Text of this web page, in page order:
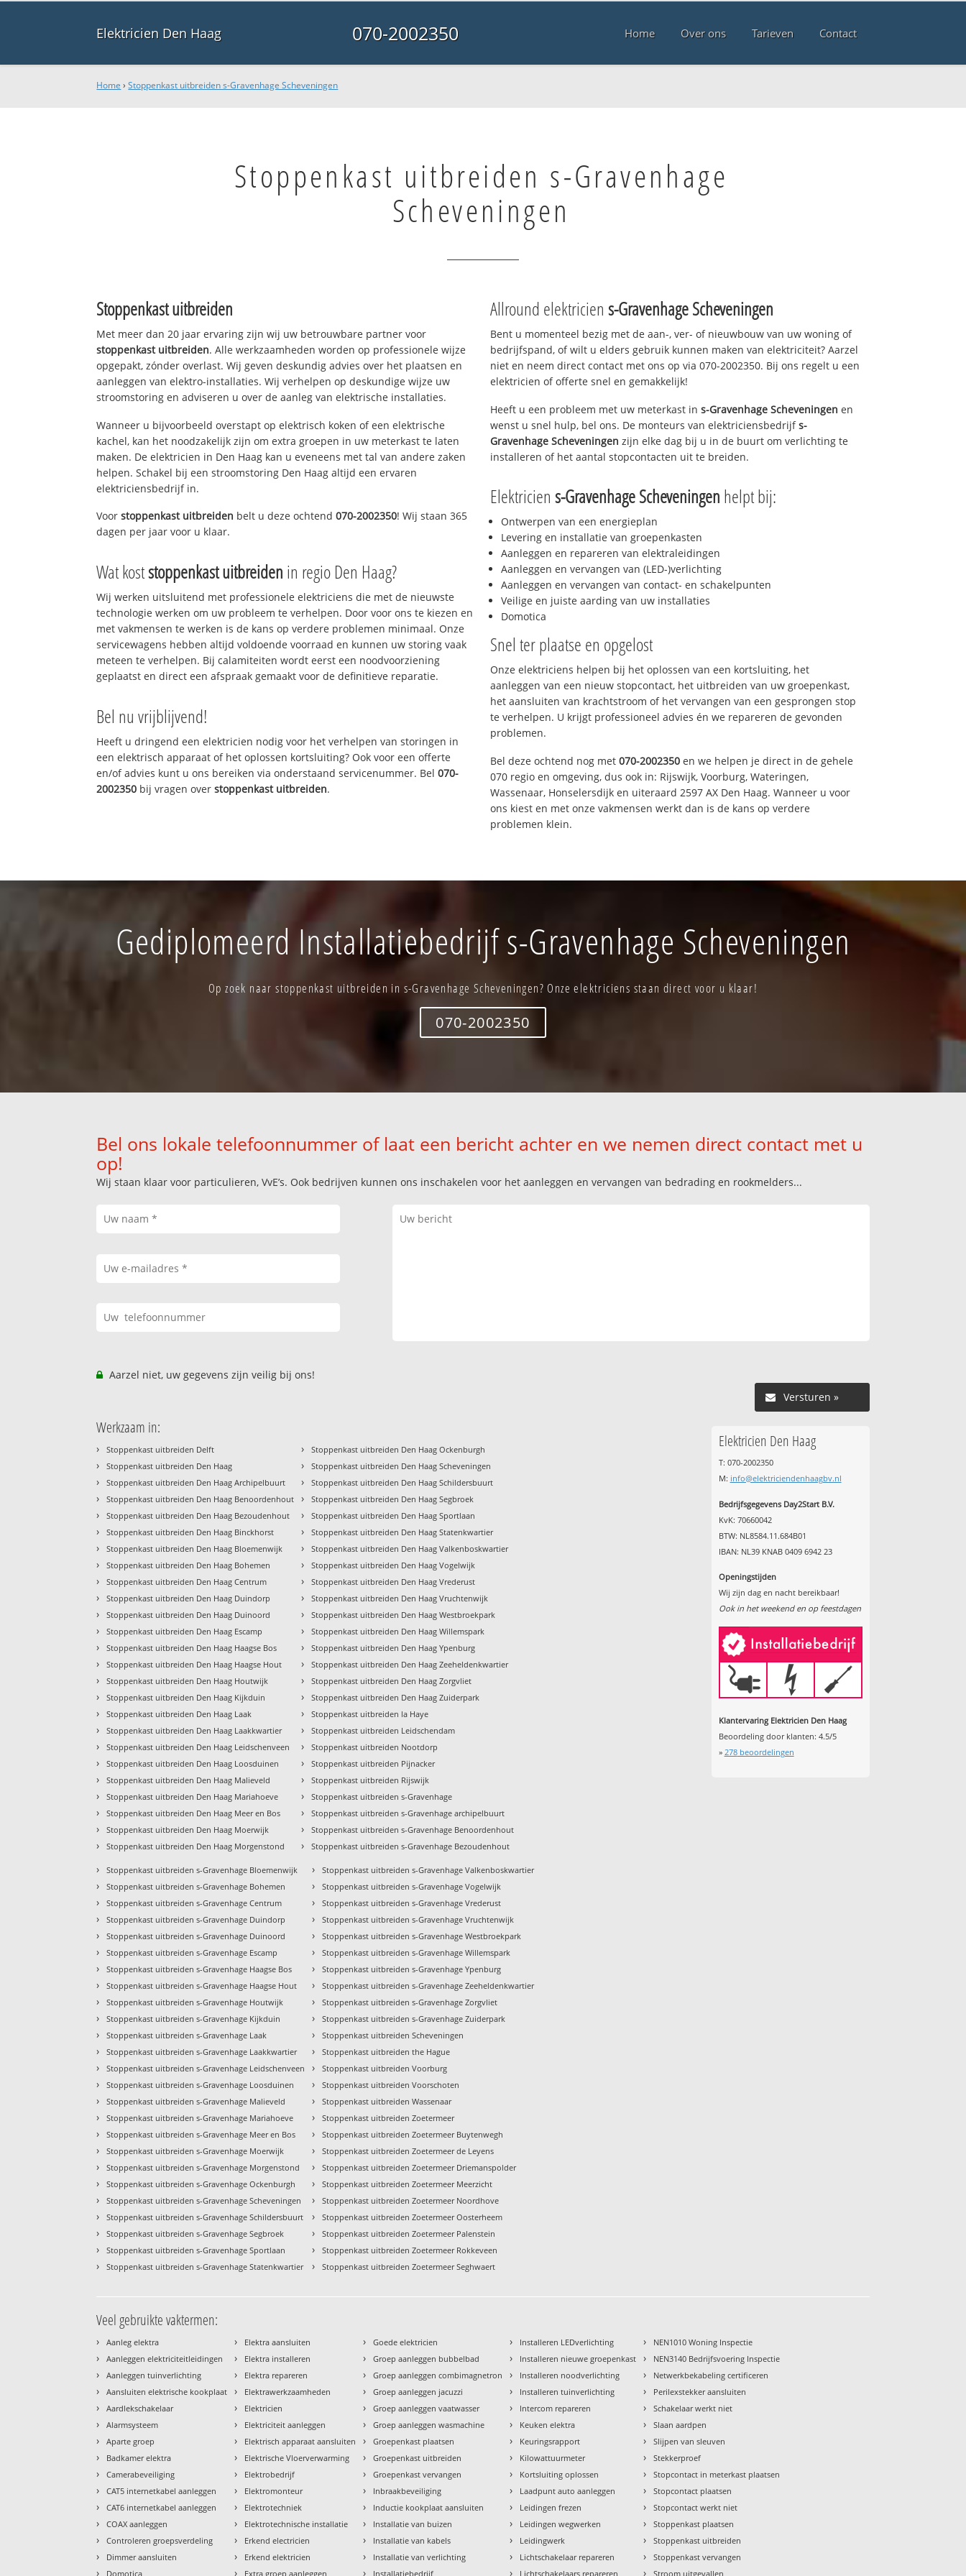
Elektricien Den Haag 070-2002350 Home Over ons Tarieven Contact
Home ›Stoppenkast uitbreiden s-Gravenhage Scheveningen
Stoppenkast uitbreiden s-Gravenhage
Scheveningen
Stoppenkast uitbreiden
Met meer dan 20 jaar ervaring zijn wij uw betrouwbare partner voor
stoppenkast uitbreiden. Alle werkzaamheden worden op professionele wijze
opgepakt, zónder overlast. Wij geven deskundig advies over het plaatsen en
aanleggen van elektro-installaties. Wij verhelpen op deskundige wijze uw
stroomstoring en adviseren u over de aanleg van elektrische installaties.
Wanneer u bijvoorbeeld overstapt op elektrisch koken of een elektrische
kachel, kan het noodzakelijk zijn om extra groepen in uw meterkast te laten
maken. De elektricien in Den Haag kan u eveneens met tal van andere zaken
helpen. Schakel bij een stroomstoring Den Haag altijd een ervaren
elektriciensbedrijf in.
Voorstoppenkast uitbreiden belt u deze ochtend070-2002350! Wij staan 365
dagen per jaar voor u klaar.
Wat koststoppenkast uitbreiden in regio Den Haag?
Wij werken uitsluitend met professionele elektriciens die met de nieuwste
technologie werken om uw probleem te verhelpen. Door voor ons te kiezen en
met vakmensen te werken is de kans op verdere problemen minimaal. Onze
servicewagens hebben altijd voldoende voorraad en kunnen uw storing vaak
meteen te verhelpen. Bij calamiteiten wordt eerst een noodvoorziening
geplaatst en direct een afspraak gemaakt voor de definitieve reparatie.
Bel nu vrijblijvend!
Heeft u dringend een elektricien nodig voor het verhelpen van storingen in
een elektrisch apparaat of het oplossen kortsluiting? Ook voor een offerte
en/of advies kunt u ons bereiken via onderstaand servicenummer. Bel070-
2002350 bij vragen overstoppenkast uitbreiden.
Allround elektricien s-Gravenhage Scheveningen
Bent u momenteel bezig met de aan-, ver- of nieuwbouw van uw woning of
bedrijfspand, of wilt u elders gebruik kunnen maken van elektriciteit? Aarzel
niet en neem direct contact met ons op via 070-2002350. Bij ons regelt u een
elektricien of offerte snel en gemakkelijk!
Heeft u een probleem met uw meterkast in s-Gravenhage Scheveningen en
wenst u snel hulp, bel ons. De monteurs van elektriciensbedrijfs-
Gravenhage Scheveningen zijn elke dag bij u in de buurt om verlichting te
installeren of het aantal stopcontacten uit te breiden.
Elektricien s-Gravenhage Scheveningen helpt bij:
Ontwerpen van een energieplan
Levering en installatie van groepenkasten
Aanleggen en repareren van elektraleidingen
Aanleggen en vervangen van (LED-)verlichting
Aanleggen en vervangen van contact- en schakelpunten
Veilige en juiste aarding van uw installaties
Domotica
Snel ter plaatse en opgelost
Onze elektriciens helpen bij het oplossen van een kortsluiting, het
aanleggen van een nieuw stopcontact, het uitbreiden van uw groepenkast,
het aansluiten van krachtstroom of het vervangen van een gesprongen stop
te verhelpen. U krijgt professioneel advies én we repareren de gevonden
problemen.
Bel deze ochtend nog met 070-2002350 en we helpen je direct in de gehele
070 regio en omgeving, dus ook in: Rijswijk, Voorburg, Wateringen,
Wassenaar, Honselersdijk en uiteraard 2597 AX Den Haag. Wanneer u voor
ons kiest en met onze vakmensen werkt dan is de kans op verdere
problemen klein.
Gediplomeerd Installatiebedrijf s-Gravenhage Scheveningen
Op zoek naar stoppenkast uitbreiden in s-Gravenhage Scheveningen? Onze elektriciens staan direct voor u klaar!
070-2002350
Bel ons lokale telefoonnummer of laat een bericht achter en we nemen direct contact met u
op!
Wij staan klaar voor particulieren, VvE’s. Ook bedrijven kunnen ons inschakelen voor het aanleggen en vervangen van bedrading en rookmelders...
Aarzel niet, uw gegevens zijn veilig bij ons!
Versturen »
Werkzaam in:
› Stoppenkast uitbreiden Delft
› Stoppenkast uitbreiden Den Haag
› Stoppenkast uitbreiden Den Haag Archipelbuurt
› Stoppenkast uitbreiden Den Haag Benoordenhout
› Stoppenkast uitbreiden Den Haag Bezoudenhout
› Stoppenkast uitbreiden Den Haag Binckhorst
› Stoppenkast uitbreiden Den Haag Bloemenwijk
› Stoppenkast uitbreiden Den Haag Bohemen
› Stoppenkast uitbreiden Den Haag Centrum
› Stoppenkast uitbreiden Den Haag Duindorp
› Stoppenkast uitbreiden Den Haag Duinoord
› Stoppenkast uitbreiden Den Haag Escamp
› Stoppenkast uitbreiden Den Haag Haagse Bos
› Stoppenkast uitbreiden Den Haag Haagse Hout
› Stoppenkast uitbreiden Den Haag Houtwijk
› Stoppenkast uitbreiden Den Haag Kijkduin
› Stoppenkast uitbreiden Den Haag Laak
› Stoppenkast uitbreiden Den Haag Laakkwartier
› Stoppenkast uitbreiden Den Haag Leidschenveen
› Stoppenkast uitbreiden Den Haag Loosduinen
› Stoppenkast uitbreiden Den Haag Malieveld
› Stoppenkast uitbreiden Den Haag Mariahoeve
› Stoppenkast uitbreiden Den Haag Meer en Bos
› Stoppenkast uitbreiden Den Haag Moerwijk
› Stoppenkast uitbreiden Den Haag Morgenstond
› Stoppenkast uitbreiden Den Haag Ockenburgh
› Stoppenkast uitbreiden Den Haag Scheveningen
› Stoppenkast uitbreiden Den Haag Schildersbuurt
› Stoppenkast uitbreiden Den Haag Segbroek
› Stoppenkast uitbreiden Den Haag Sportlaan
› Stoppenkast uitbreiden Den Haag Statenkwartier
› Stoppenkast uitbreiden Den Haag Valkenboskwartier
› Stoppenkast uitbreiden Den Haag Vogelwijk
› Stoppenkast uitbreiden Den Haag Vrederust
› Stoppenkast uitbreiden Den Haag Vruchtenwijk
› Stoppenkast uitbreiden Den Haag Westbroekpark
› Stoppenkast uitbreiden Den Haag Willemspark
› Stoppenkast uitbreiden Den Haag Ypenburg
› Stoppenkast uitbreiden Den Haag Zeeheldenkwartier
› Stoppenkast uitbreiden Den Haag Zorgvliet
› Stoppenkast uitbreiden Den Haag Zuiderpark
› Stoppenkast uitbreiden la Haye
› Stoppenkast uitbreiden Leidschendam
› Stoppenkast uitbreiden Nootdorp
› Stoppenkast uitbreiden Pijnacker
› Stoppenkast uitbreiden Rijswijk
› Stoppenkast uitbreiden s-Gravenhage
› Stoppenkast uitbreiden s-Gravenhage archipelbuurt
› Stoppenkast uitbreiden s-Gravenhage Benoordenhout
› Stoppenkast uitbreiden s-Gravenhage Bezoudenhout
› Stoppenkast uitbreiden s-Gravenhage Bloemenwijk
› Stoppenkast uitbreiden s-Gravenhage Bohemen
› Stoppenkast uitbreiden s-Gravenhage Centrum
› Stoppenkast uitbreiden s-Gravenhage Duindorp
› Stoppenkast uitbreiden s-Gravenhage Duinoord
› Stoppenkast uitbreiden s-Gravenhage Escamp
› Stoppenkast uitbreiden s-Gravenhage Haagse Bos
› Stoppenkast uitbreiden s-Gravenhage Haagse Hout
› Stoppenkast uitbreiden s-Gravenhage Houtwijk
› Stoppenkast uitbreiden s-Gravenhage Kijkduin
› Stoppenkast uitbreiden s-Gravenhage Laak
› Stoppenkast uitbreiden s-Gravenhage Laakkwartier
› Stoppenkast uitbreiden s-Gravenhage Leidschenveen
› Stoppenkast uitbreiden s-Gravenhage Loosduinen
› Stoppenkast uitbreiden s-Gravenhage Malieveld
› Stoppenkast uitbreiden s-Gravenhage Mariahoeve
› Stoppenkast uitbreiden s-Gravenhage Meer en Bos
› Stoppenkast uitbreiden s-Gravenhage Moerwijk
› Stoppenkast uitbreiden s-Gravenhage Morgenstond
› Stoppenkast uitbreiden s-Gravenhage Ockenburgh
› Stoppenkast uitbreiden s-Gravenhage Scheveningen
› Stoppenkast uitbreiden s-Gravenhage Schildersbuurt
› Stoppenkast uitbreiden s-Gravenhage Segbroek
› Stoppenkast uitbreiden s-Gravenhage Sportlaan
› Stoppenkast uitbreiden s-Gravenhage Statenkwartier
› Stoppenkast uitbreiden s-Gravenhage Valkenboskwartier
› Stoppenkast uitbreiden s-Gravenhage Vogelwijk
› Stoppenkast uitbreiden s-Gravenhage Vrederust
› Stoppenkast uitbreiden s-Gravenhage Vruchtenwijk
› Stoppenkast uitbreiden s-Gravenhage Westbroekpark
› Stoppenkast uitbreiden s-Gravenhage Willemspark
› Stoppenkast uitbreiden s-Gravenhage Ypenburg
› Stoppenkast uitbreiden s-Gravenhage Zeeheldenkwartier
› Stoppenkast uitbreiden s-Gravenhage Zorgvliet
› Stoppenkast uitbreiden s-Gravenhage Zuiderpark
› Stoppenkast uitbreiden Scheveningen
› Stoppenkast uitbreiden the Hague
› Stoppenkast uitbreiden Voorburg
› Stoppenkast uitbreiden Voorschoten
› Stoppenkast uitbreiden Wassenaar
› Stoppenkast uitbreiden Zoetermeer
› Stoppenkast uitbreiden Zoetermeer Buytenwegh
› Stoppenkast uitbreiden Zoetermeer de Leyens
› Stoppenkast uitbreiden Zoetermeer Driemanspolder
› Stoppenkast uitbreiden Zoetermeer Meerzicht
› Stoppenkast uitbreiden Zoetermeer Noordhove
› Stoppenkast uitbreiden Zoetermeer Oosterheem
› Stoppenkast uitbreiden Zoetermeer Palenstein
› Stoppenkast uitbreiden Zoetermeer Rokkeveen
› Stoppenkast uitbreiden Zoetermeer Seghwaert
Elektricien Den Haag
T: 070-2002350
M: info@elektriciendenhaagbv.nl
Bedrijfsgegevens Day2Start B.V.
KvK: 70660042
BTW: NL8584.11.684B01
IBAN: NL39 KNAB 0409 6942 23
Openingstijden
Wij zijn dag en nacht bereikbaar!
Ook in het weekend en op feestdagen
Klantervaring Elektricien Den Haag
Beoordeling door klanten: 4.5/5
» 278beoordelingen
Veel gebruikte vaktermen:
› Aanleg elektra
› Aanleggen elektriciteitleidingen
› Aanleggen tuinverlichting
› Aansluiten elektrische kookplaat
› Aardlekschakelaar
› Alarmsysteem
› Aparte groep
› Badkamer elektra
› Camerabeveiliging
› CAT5 internetkabel aanleggen
› CAT6 internetkabel aanleggen
› COAX aanleggen
› Controleren groepsverdeling
› Dimmer aansluiten
› Domotica
› Elektra aansluiten
› Elektra installeren
› Elektra repareren
› Elektrawerkzaamheden
› Elektricien
› Elektriciteit aanleggen
› Elektrisch apparaat aansluiten
› Elektrische Vloerverwarming
› Elektrobedrijf
› Elektromonteur
› Elektrotechniek
› Elektrotechnische installatie
› Erkend electricien
› Erkend elektricien
› Extra groep aanleggen
› Goede elektricien
› Groep aanleggen bubbelbad
› Groep aanleggen combimagnetron
› Groep aanleggen jacuzzi
› Groep aanleggen vaatwasser
› Groep aanleggen wasmachine
› Groepenkast plaatsen
› Groepenkast uitbreiden
› Groepenkast vervangen
› Inbraakbeveiliging
› Inductie kookplaat aansluiten
› Installatie van buizen
› Installatie van kabels
› Installatie van verlichting
› Installatiebedrijf
› Installeren LEDverlichting
› Installeren nieuwe groepenkast
› Installeren noodverlichting
› Installeren tuinverlichting
› Intercom repareren
› Keuken elektra
› Keuringsrapport
› Kilowattuurmeter
› Kortsluiting oplossen
› Laadpunt auto aanleggen
› Leidingen frezen
› Leidingen wegwerken
› Leidingwerk
› Lichtschakelaar repareren
› Lichtschakelaars repareren
› NEN1010 Woning Inspectie
› NEN3140 Bedrijfsvoering Inspectie
› Netwerkbekabeling certificeren
› Perilexstekker aansluiten
› Schakelaar werkt niet
› Slaan aardpen
› Slijpen van sleuven
› Stekkerproef
› Stopcontact in meterkast plaatsen
› Stopcontact plaatsen
› Stopcontact werkt niet
› Stoppenkast plaatsen
› Stoppenkast uitbreiden
› Stoppenkast vervangen
› Stroom uitgevallen